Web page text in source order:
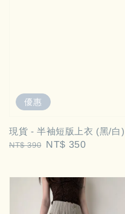
優惠
現貨 - 半袖短版上衣 (黑/白)
Regular
NT$ 390 Sale
NT$ 350